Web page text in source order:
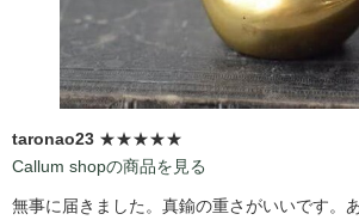
taronao23 ★★★★★
Callum shopの商品を見る
無事に届きました。真鍮の重さがいいです。